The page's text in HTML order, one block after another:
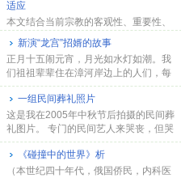
适应
本文结合当前宗教的客观性、重要性、
排他性等特性，并援引联合国的有关材
料和国外一些...
新演“龙宫”招婿的故事
正月十五闹元宵，月光如水灯如潮。我
们祖祖辈辈住在漳河岸边上的人们，每
年元宵节，为...
一组民间葬礼照片
这是我在2005年中秋节后拍摄的民间葬
礼图片。 专门的民间艺人来哭丧，但哭
是假，讨钱...
《碰撞中的世界》析
（本世纪四十年代，俄国侨民，内科医